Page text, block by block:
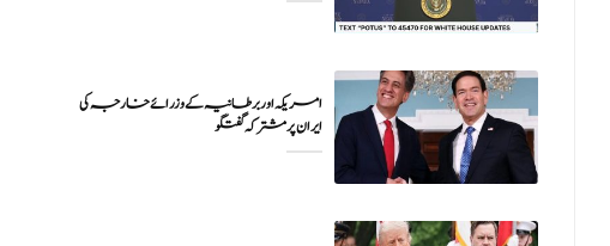
امریکہ اور برطانیہ کے وزرائے خارجہ کی
ایران پر مشترکہ گفتگو